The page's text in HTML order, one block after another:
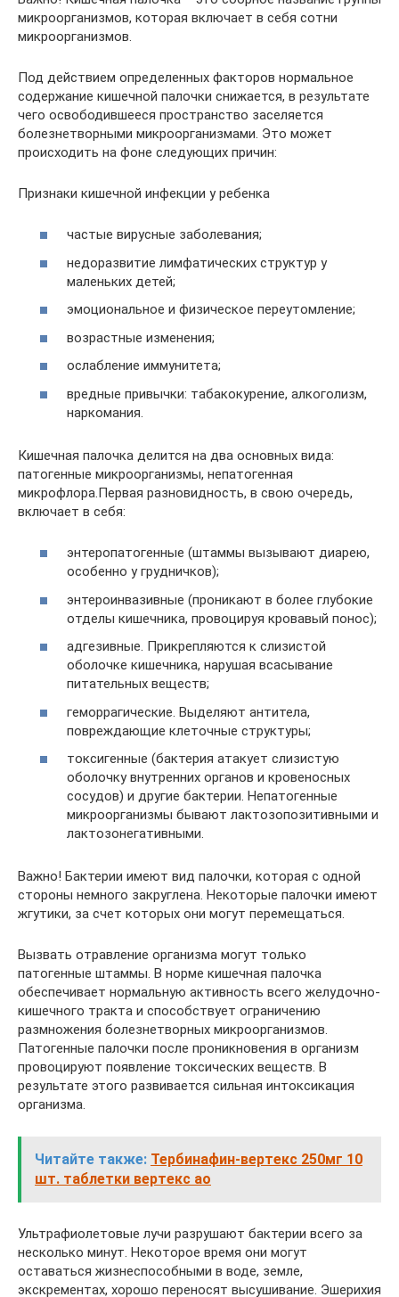
микроорганизмов, которая включает в себя сотни
микроорганизмов.
Под действием определенных факторов нормальное
содержание кишечной палочки снижается, в результате
чего освободившееся пространство заселяется
болезнетворными микроорганизмами. Это может
происходить на фоне следующих причин:
Признаки кишечной инфекции у ребенка
частые вирусные заболевания;
недоразвитие лимфатических структур у
маленьких детей;
эмоциональное и физическое переутомление;
возрастные изменения;
ослабление иммунитета;
вредные привычки: табакокурение, алкоголизм,
наркомания.
Кишечная палочка делится на два основных вида:
патогенные микроорганизмы, непатогенная
микрофлора.Первая разновидность, в свою очередь,
включает в себя:
энтеропатогенные (штаммы вызывают диарею,
особенно у грудничков);
энтероинвазивные (проникают в более глубокие
отделы кишечника, провоцируя кровавый понос);
адгезивные. Прикрепляются к слизистой
оболочке кишечника, нарушая всасывание
питательных веществ;
геморрагические. Выделяют антитела,
повреждающие клеточные структуры;
токсигенные (бактерия атакует слизистую
оболочку внутренних органов и кровеносных
сосудов) и другие бактерии. Непатогенные
микроорганизмы бывают лактозопозитивными и
лактозонегативными.
Важно! Бактерии имеют вид палочки, которая с одной
стороны немного закруглена. Некоторые палочки имеют
жгутики, за счет которых они могут перемещаться.
Вызвать отравление организма могут только
патогенные штаммы. В норме кишечная палочка
обеспечивает нормальную активность всего желудочно-
кишечного тракта и способствует ограничению
размножения болезнетворных микроорганизмов.
Патогенные палочки после проникновения в организм
провоцируют появление токсических веществ. В
результате этого развивается сильная интоксикация
организма.
Читайте также: Тербинафин-вертекс 250мг 10
шт. таблетки вертекс ао
Ультрафиолетовые лучи разрушают бактерии всего за
несколько минут. Некоторое время они могут
оставаться жизнеспособными в воде, земле,
экскрементах, хорошо переносят высушивание. Эшерихия